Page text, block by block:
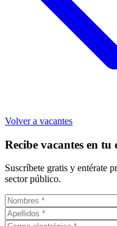
Volver a vacantes
Recibe vacantes en tu
Suscríbete gratis y entérate
sector público.